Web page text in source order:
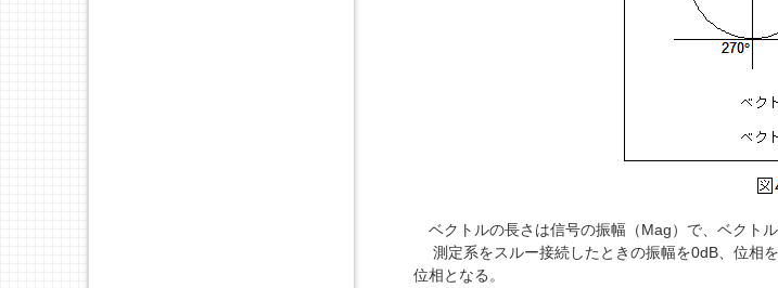
ベクトルの長さは信号の振幅（Mag）で、ベクトル
測定系をスルー接続したときの振幅を0dB、位相
位相となる。